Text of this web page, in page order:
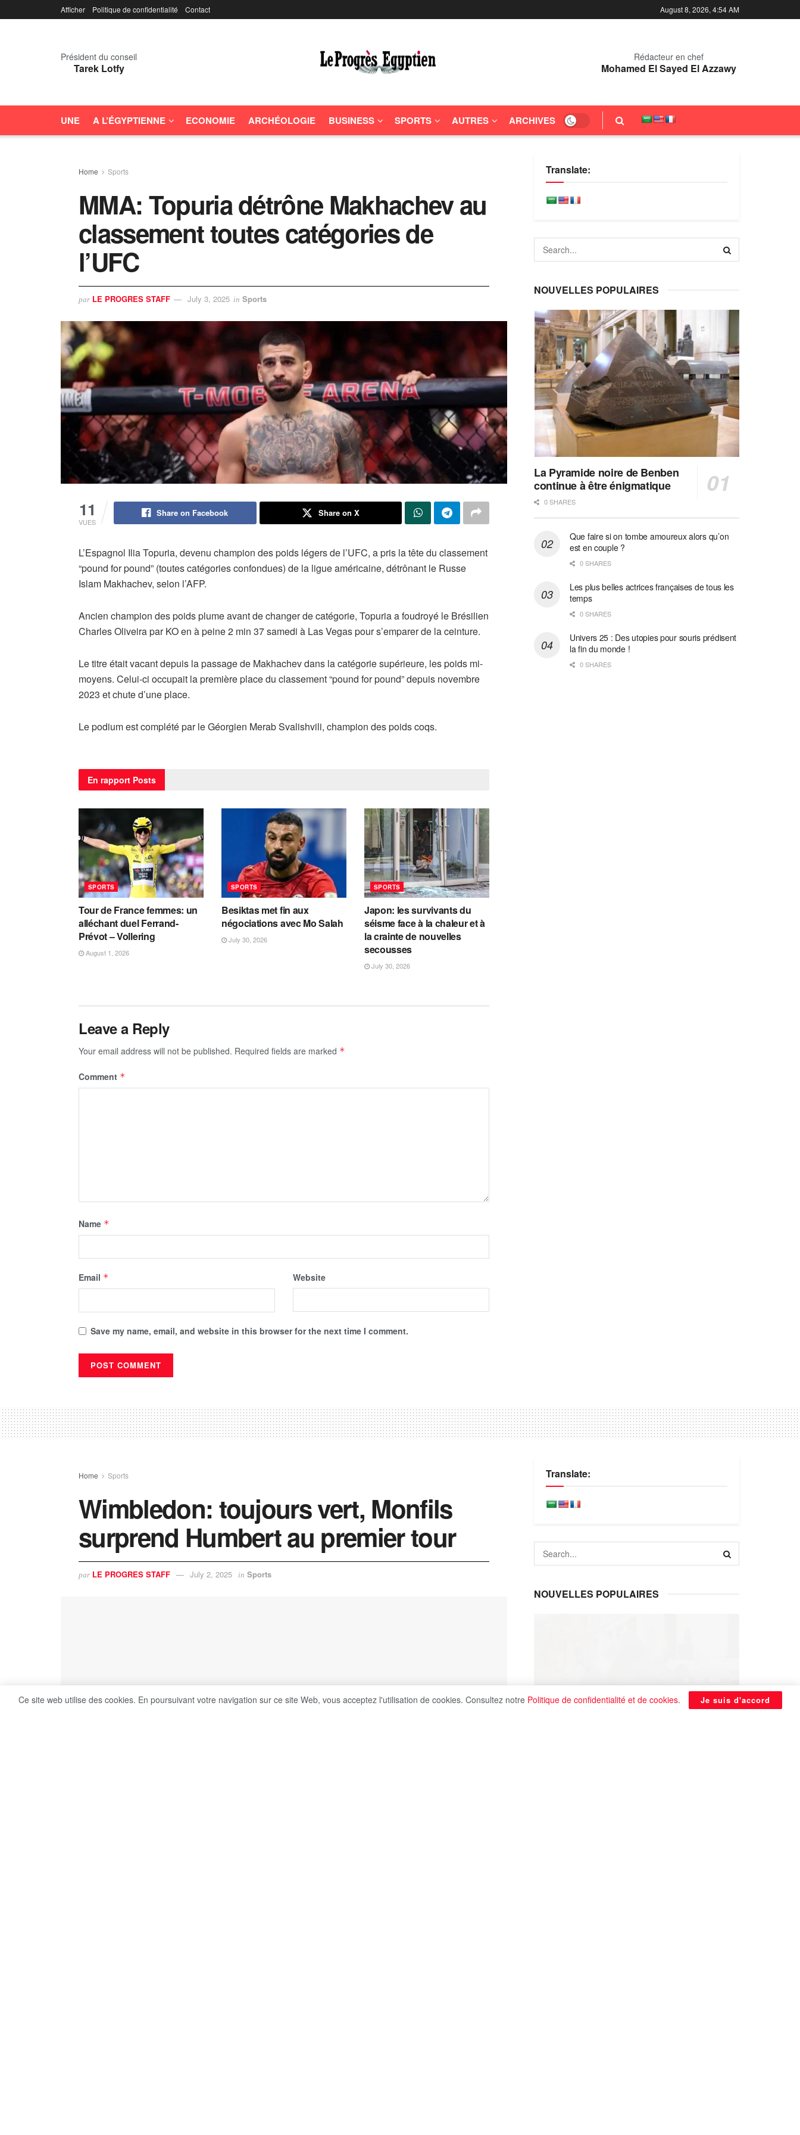
Afficher Politique de confidentialité Contact August 8, 2026, 4:54 AM
Président du conseil
Tarek Lotfy
Rédacteur en chef
Mohamed El Sayed El Azzawy
UNE A L’ÉGYPTIENNE ECONOMIE ARCHÉOLOGIE BUSINESS SPORTS AUTRES ARCHIVES
Home Sports
MMA: Topuria détrône Makhachev au
classement toutes catégories de
l’UFC
par LE PROGRES STAFF July 3, 2025 in Sports
11
VUES
Share on Facebook Share on X
L’Espagnol Ilia Topuria, devenu champion des poids légers de l’UFC, a pris la tête du classement
“pound for pound” (toutes catégories confondues) de la ligue américaine, détrônant le Russe
Islam Makhachev, selon l’AFP.
Ancien champion des poids plume avant de changer de catégorie, Topuria a foudroyé le Brésilien
Charles Oliveira par KO en à peine 2 min 37 samedi à Las Vegas pour s’emparer de la ceinture.
Le titre était vacant depuis la passage de Makhachev dans la catégorie supérieure, les poids mi-
moyens. Celui-ci occupait la première place du classement “pound for pound” depuis novembre
2023 et chute d’une place.
Le podium est complété par le Géorgien Merab Svalishvili, champion des poids coqs.
En rapport Posts
SPORTS
Tour de France femmes: un
alléchant duel Ferrand-
Prévot – Vollering
August 1, 2026
SPORTS
Besiktas met fin aux
négociations avec Mo Salah
July 30, 2026
SPORTS
Japon: les survivants du
séisme face à la chaleur et à
la crainte de nouvelles
secousses
July 30, 2026
Leave a Reply
Your email address will not be published. Required fields are marked *
Comment *
Name *
Email * Website
Save my name, email, and website in this browser for the next time I comment.
Translate:
NOUVELLES POPULAIRES
La Pyramide noire de Benben
continue à être énigmatique
0 SHARES
Que faire si on tombe amoureux alors qu’on
est en couple ?
0 SHARES
Les plus belles actrices françaises de tous les
temps
0 SHARES
Univers 25 : Des utopies pour souris prédisent
la fin du monde !
0 SHARES
Home Sports
Wimbledon: toujours vert, Monfils
surprend Humbert au premier tour
par LE PROGRES STAFF July 2, 2025 in Sports
Translate:
NOUVELLES POPULAIRES
Ce site web utilise des cookies. En poursuivant votre navigation sur ce site Web, vous acceptez l'utilisation de cookies. Consultez notre Politique de confidentialité et de cookies. Je suis d'accord